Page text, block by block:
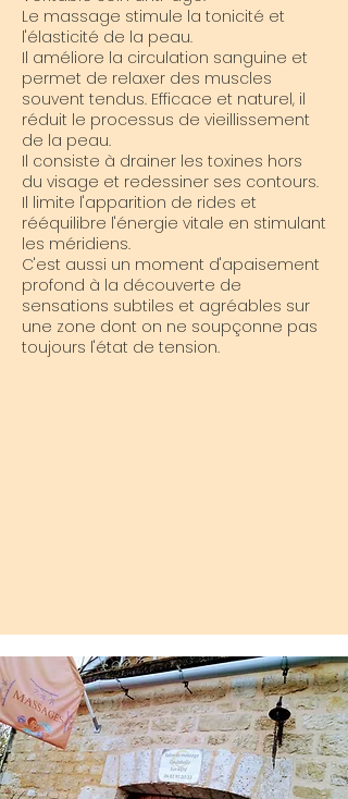
Le massage stimule la tonicité et
l'élasticité de la peau.
Il améliore la circulation sanguine et
permet de relaxer des muscles
souvent tendus. Efficace et naturel, il
réduit le processus de vieillissement
de la peau.
Il consiste à drainer les toxines hors
du visage et redessiner ses contours.
Il limite l'apparition de rides et
rééquilibre l'énergie vitale en stimulant
les méridiens.
C'est aussi un moment d'apaisement
profond à la découverte de
sensations subtiles et agréables sur
une zone dont on ne soupçonne pas
toujours l'état de tension.